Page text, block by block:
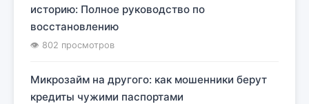
историю: Полное руководство по
восстановлению
👁 802 просмотров
Микрозайм на другого: как мошенники берут
кредиты чужими паспортами